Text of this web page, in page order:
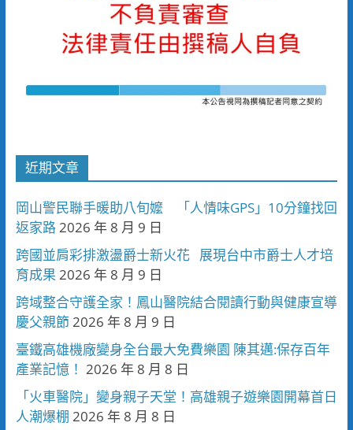
近期文章
岡山警民聯手暖助八旬嬤 「人情味GPS」10分鐘找回
返家路 2026 年 8 月 9 日
跨國並肩彩排激盪爵士新火花 展現台中市爵士人才培
育成果 2026 年 8 月 9 日
跨域整合守護全家！鳳山醫院結合閱讀行動與健康宣導
慶父親節 2026 年 8 月 9 日
臺鐵高雄機廠變身全台最大免費樂園 陳其邁:保存百年
產業記憶！ 2026 年 8 月 8 日
「火車醫院」變身親子天堂！高雄親子遊樂園開幕首日
人潮爆棚 2026 年 8 月 8 日